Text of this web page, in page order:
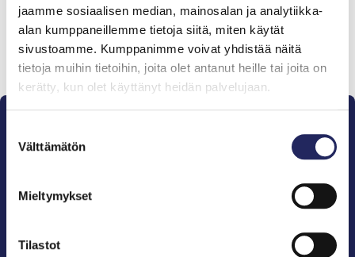
jaamme sosiaalisen median, mainosalan ja analytiikka-
alan kumppaneillemme tietoja siitä, miten käytät
sivustoamme. Kumppanimme voivat yhdistää näitä
tietoja muihin tietoihin, joita olet antanut heille tai joita on
kerätty, kun olet käyttänyt heidän palvelujaan.
valinta
Välttämätön
Mieltymykset
Tilastot
Lahjoita ja liity tähän tiimiin
Pelastamme Itämeren ja sen perinnön tuleville
John Nurmisen Säätiö on Itämeren suojelija, meren